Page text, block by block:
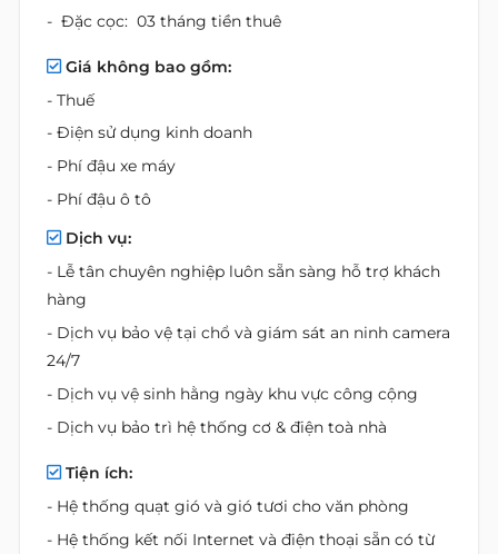
- Đặc cọc: 03 tháng tiền thuê
Giá không bao gồm:
- Thuế
- Điện sử dụng kinh doanh
- Phí đậu xe máy
- Phí đậu ô tô
Dịch vụ:
- Lễ tân chuyên nghiệp luôn sẵn sàng hỗ trợ khách
hàng
- Dịch vụ bảo vệ tại chổ và giám sát an ninh camera
24/7
- Dịch vụ vệ sinh hằng ngày khu vực công cộng
- Dịch vụ bảo trì hệ thống cơ & điện toà nhà
Tiện ích:
- Hệ thống quạt gió và gió tươi cho văn phòng
- Hệ thống kết nối Internet và điện thoại sẵn có từ